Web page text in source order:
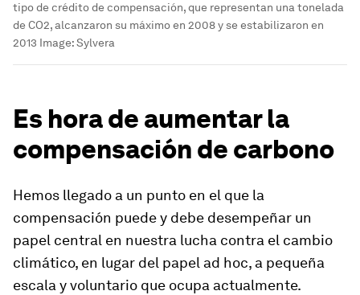
tipo de crédito de compensación, que representan una tonelada
de CO2, alcanzaron su máximo en 2008 y se estabilizaron en
2013 Image:Sylvera
Es hora de aumentar la
compensación de carbono
Hemos llegado a un punto en el que la
compensación puede y debe desempeñar un
papel central en nuestra lucha contra el cambio
climático, en lugar del papel ad hoc, a pequeña
escala y voluntario que ocupa actualmente.